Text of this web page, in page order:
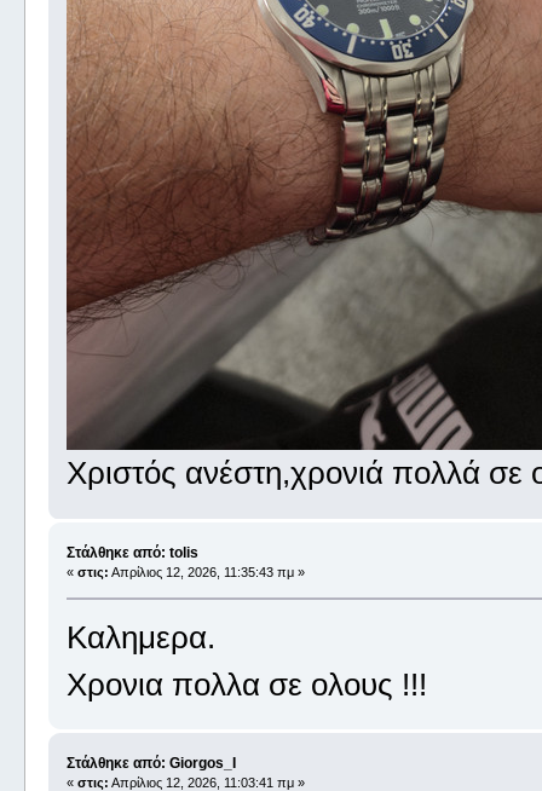
Χριστός ανέστη,χρονιά πολλά σε
Στάλθηκε από: tolis
« στις: Απρίλιος 12, 2026, 11:35:43 πμ »
Καλημερα.
Χρονια πολλα σε ολους !!!
Στάλθηκε από: Giorgos_I
« στις: Απρίλιος 12, 2026, 11:03:41 πμ »